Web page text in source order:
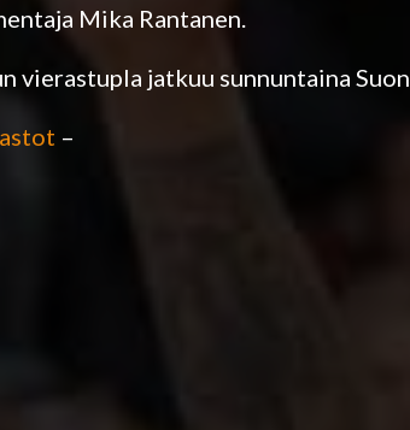
Mika Rantanen.
vierastupla jatkuu sunnuntaina
–